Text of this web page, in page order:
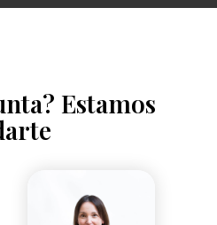
Estamos